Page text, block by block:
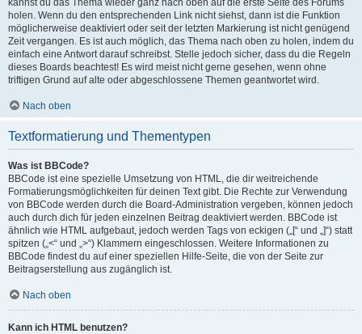
kannst du das Thema wieder ganz nach oben auf die erste Seite des Forums
holen. Wenn du den entsprechenden Link nicht siehst, dann ist die Funktion
möglicherweise deaktiviert oder seit der letzten Markierung ist nicht genügend
Zeit vergangen. Es ist auch möglich, das Thema nach oben zu holen, indem du
einfach eine Antwort darauf schreibst. Stelle jedoch sicher, dass du die Regeln
dieses Boards beachtest! Es wird meist nicht gerne gesehen, wenn ohne
triftigen Grund auf alte oder abgeschlossene Themen geantwortet wird.
Nach oben
Textformatierung und Thementypen
Was ist BBCode?
BBCode ist eine spezielle Umsetzung von HTML, die dir weitreichende
Formatierungsmöglichkeiten für deinen Text gibt. Die Rechte zur Verwendung
von BBCode werden durch die Board-Administration vergeben, können jedoch
auch durch dich für jeden einzelnen Beitrag deaktiviert werden. BBCode ist
ähnlich wie HTML aufgebaut, jedoch werden Tags von eckigen („[“ und „]“) statt
spitzen („<“ und „>“) Klammern eingeschlossen. Weitere Informationen zu
BBCode findest du auf einer speziellen Hilfe-Seite, die von der Seite zur
Beitragserstellung aus zugänglich ist.
Nach oben
Kann ich HTML benutzen?